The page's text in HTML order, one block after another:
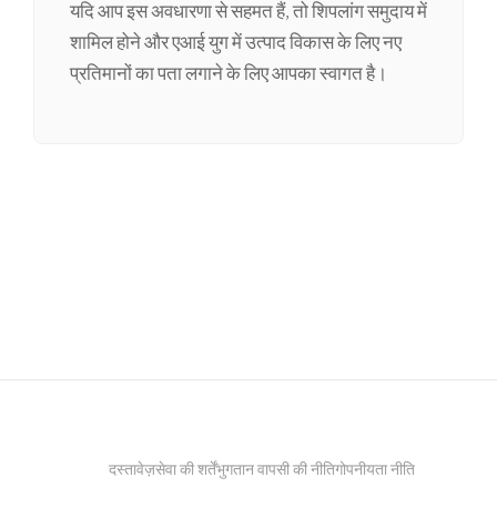
यदि आप इस अवधारणा से सहमत हैं, तो शिपलांग समुदाय में
शामिल होने और एआई युग में उत्पाद विकास के लिए नए
प्रतिमानों का पता लगाने के लिए आपका स्वागत है।
दस्तावेज़सेवा की शर्तेंभुगतान वापसी की नीतिगोपनीयता नीति